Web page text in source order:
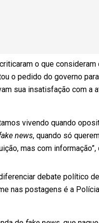
o que
o pedido do governo
sua insatisfação com a
vivendo quando
news, quando só
mas com informação”,
debate político de
nas postagens é a